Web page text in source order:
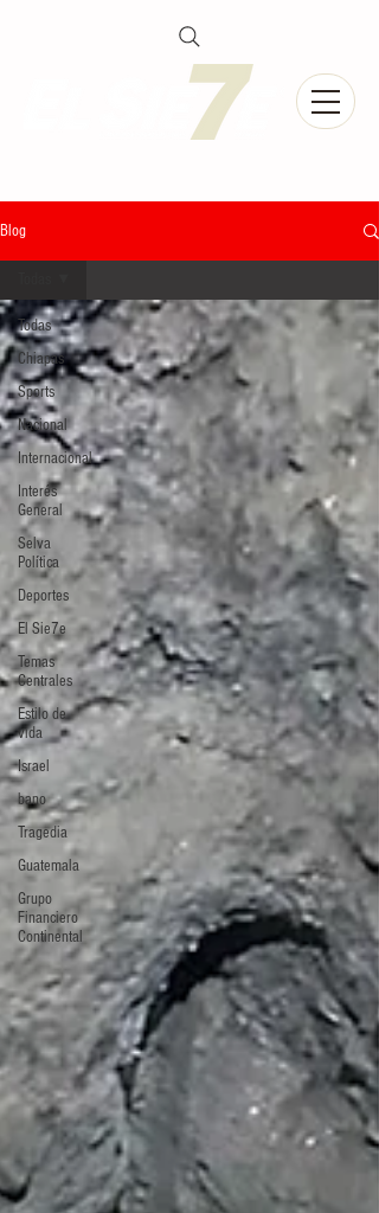
Blog
Todas
Chiapas
Sports
Nacional
Internacional
Interés
General
Selva
Política
Deportes
El Sie7e
Temas
Centrales
Estilo de
vida
Israel
bano
Tragedia
Guatemala
Grupo
Financiero
Continental